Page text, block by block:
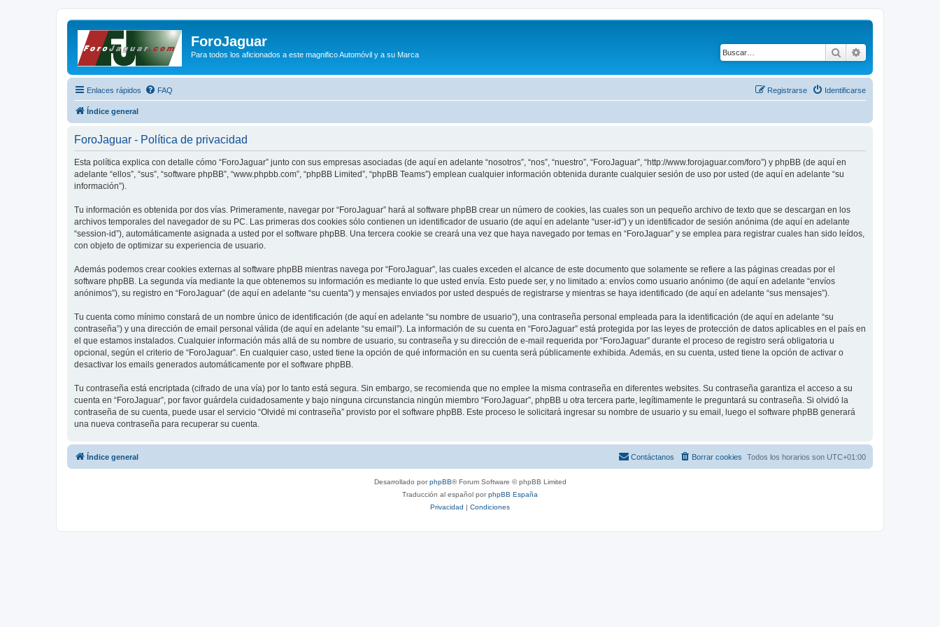
ForoJaguar
Para todos los aficionados a este magnifico Automóvil y a su Marca Buscar
Enlaces rápidos FAQ Identificarse
Registrarse
Índice general
ForoJaguar - Política de privacidad
Esta política explica con detalle cómo “ForoJaguar” junto con sus empresas asociadas (de aquí en adelante “nosotros”, “nos”, “nuestro”, “ForoJaguar”, “http://www.forojaguar.com/foro”) y phpBB (de aquí en
adelante “ellos”, “sus”, “software phpBB”, “www.phpbb.com”, “phpBB Limited”, “phpBB Teams”) emplean cualquier información obtenida durante cualquier sesión de uso por usted (de aquí en adelante “su
información”).
Tu información es obtenida por dos vías. Primeramente, navegar por “ForoJaguar” hará al software phpBB crear un número de cookies, las cuales son un pequeño archivo de texto que se descargan en los
archivos temporales del navegador de su PC. Las primeras dos cookies sólo contienen un identificador de usuario (de aquí en adelante “user-id”) y un identificador de sesión anónima (de aquí en adelante
“session-id”), automáticamente asignada a usted por el software phpBB. Una tercera cookie se creará una vez que haya navegado por temas en “ForoJaguar” y se emplea para registrar cuales han sido leídos,
con objeto de optimizar su experiencia de usuario.
Además podemos crear cookies externas al software phpBB mientras navega por “ForoJaguar”, las cuales exceden el alcance de este documento que solamente se refiere a las páginas creadas por el
software phpBB. La segunda vía mediante la que obtenemos su información es mediante lo que usted envía. Esto puede ser, y no limitado a: envíos como usuario anónimo (de aquí en adelante “envíos
anónimos”), su registro en “ForoJaguar” (de aquí en adelante “su cuenta”) y mensajes enviados por usted después de registrarse y mientras se haya identificado (de aquí en adelante “sus mensajes”).
Tu cuenta como mínimo constará de un nombre único de identificación (de aquí en adelante “su nombre de usuario”), una contraseña personal empleada para la identificación (de aquí en adelante “su
contraseña”) y una dirección de email personal válida (de aquí en adelante “su email”). La información de su cuenta en “ForoJaguar” está protegida por las leyes de protección de datos aplicables en el país en
el que estamos instalados. Cualquier información más allá de su nombre de usuario, su contraseña y su dirección de e-mail requerida por “ForoJaguar” durante el proceso de registro será obligatoria u
opcional, según el criterio de “ForoJaguar”. En cualquier caso, usted tiene la opción de qué información en su cuenta será públicamente exhibida. Además, en su cuenta, usted tiene la opción de activar o
desactivar los emails generados automáticamente por el software phpBB.
Tu contraseña está encriptada (cifrado de una vía) por lo tanto está segura. Sin embargo, se recomienda que no emplee la misma contraseña en diferentes websites. Su contraseña garantiza el acceso a su
cuenta en “ForoJaguar”, por favor guárdela cuidadosamente y bajo ninguna circunstancia ningún miembro “ForoJaguar”, phpBB u otra tercera parte, legítimamente le preguntará su contraseña. Si olvidó la
contraseña de su cuenta, puede usar el servicio “Olvidé mi contraseña” provisto por el software phpBB. Este proceso le solicitará ingresar su nombre de usuario y su email, luego el software phpBB generará
una nueva contraseña para recuperar su cuenta.
Índice general Todos los horarios son UTC+01:00
Borrar cookies
Contáctanos
Desarrollado porphpBB® Forum Software © phpBB Limited
Traducción al español porphpBB España
Privacidad | Condiciones